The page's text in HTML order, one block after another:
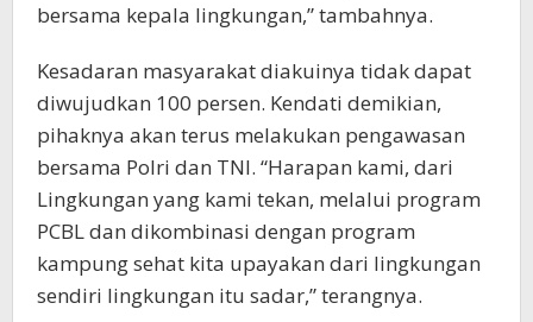
bersama kepala lingkungan,” tambahnya.
Kesadaran masyarakat diakuinya tidak dapat
diwujudkan 100 persen. Kendati demikian,
pihaknya akan terus melakukan pengawasan
bersama Polri dan TNI. “Harapan kami, dari
Lingkungan yang kami tekan, melalui program
PCBL dan dikombinasi dengan program
kampung sehat kita upayakan dari lingkungan
sendiri lingkungan itu sadar,” terangnya.